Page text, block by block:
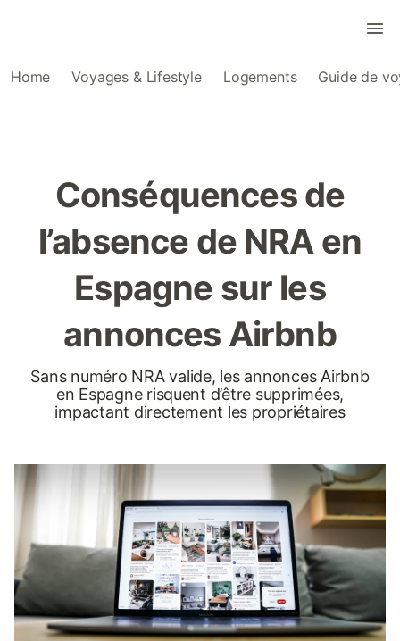
Home Voyages & Lifestyle Logements Guide de
Conséquences de
l’absence de NRA en
Espagne sur les
annonces Airbnb
Sans numéro NRA valide, les annonces Airbnb
en Espagne risquent d’être supprimées,
impactant directement les propriétaires